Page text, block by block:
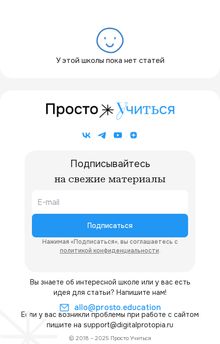
У этой школы пока нет статей
Подписывайтесь
на свежие материалы
Подписаться
Нажимая «Подписаться», вы соглашаетесь с
политикой конфиденциальности.
Вы знаете об интересной школе или у вас есть
идея для статьи? Напишите нам!
allo@prosto.education
Если у вас возникли проблемы при работе с сайтом
пишите на support@digitalprotopia.ru
© 2018 – 2025 Просто Учиться